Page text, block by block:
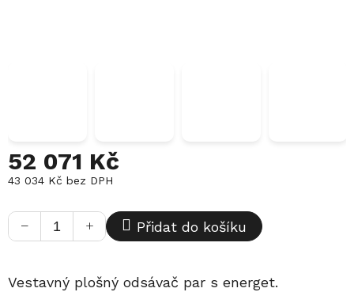
52 071 Kč
43 034 Kč bez DPH
cena:
+
− Přidat do košíku
Vestavný plošný odsávač par s energet.